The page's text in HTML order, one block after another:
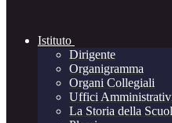
Istituto
Dirigente
Organigramma
Organi Collegiali
Uffici
La Storia della